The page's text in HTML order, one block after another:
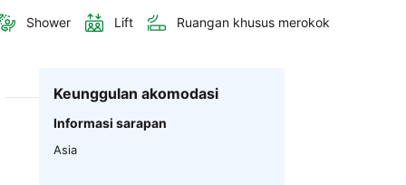
Shower Lift Ruangan khusus merokok
Keunggulan akomodasi
Informasi sarapan
Asia